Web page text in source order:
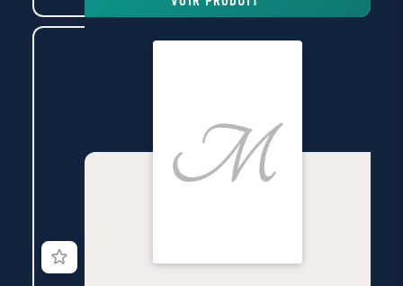
auteurs.Profitez également d'un plan d'ensemble